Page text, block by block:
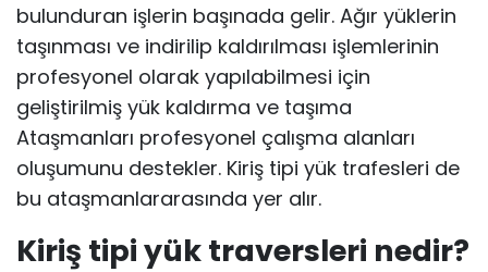
bulunduran işlerin başınada gelir. Ağır yüklerin
taşınması ve indirilip kaldırılması işlemlerinin
profesyonel olarak yapılabilmesi için
geliştirilmiş yük kaldırma ve taşıma
Ataşmanları profesyonel çalışma alanları
oluşumunu destekler. Kiriş tipi yük trafesleri de
bu ataşmanlararasında yer alır.
Kiriş tipi yük traversleri nedir?